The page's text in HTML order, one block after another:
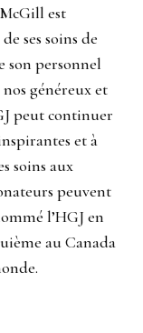
est
ses soins de
son personnel
généreux et
peut continuer
et à
soins aux
peuvent
l’HGJ en
au Canada